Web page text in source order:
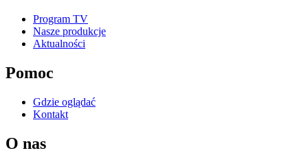
Program TV
Nasze produkcje
Aktualności
Pomoc
Gdzie oglądać
Kontakt
O nas